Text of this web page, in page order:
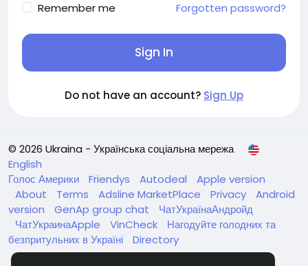
Remember me Forgotten password?
Sign In
Do not have an account? Sign Up
© 2026 Ukraina - Українська соціальна мережа
English
Голос Америки
Friendys Autodeal
Apple version
About
Terms Adsline MarketPlace Privacy
Android
version
GenAp group chat
ЧатУкраїнаАндройд
ЧатУкраинаApple
VinCheck
Нагодуйте голодних та
безпритульних в Україні
Directory